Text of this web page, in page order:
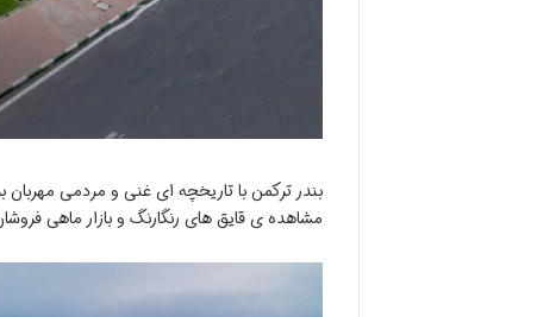
بندر ترکمن با تاریخچه ای غنی و مردمی
مشاهده ی قایق های رنگارنگ و بازار ماهی